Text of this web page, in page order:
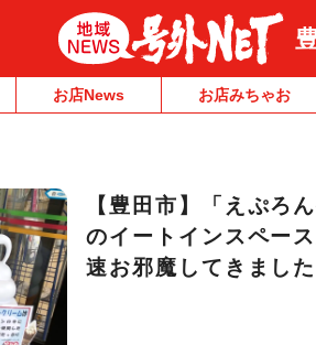
お店News お店みちゃお
【豊田市】「えぷろ
のイートインスペー
速お邪魔してきました